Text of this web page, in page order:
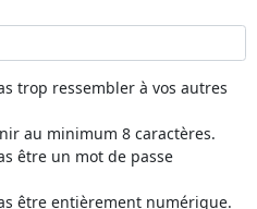
trop ressembler à vos autres
au minimum 8 caractères.
être un mot de passe
être entièrement numérique.